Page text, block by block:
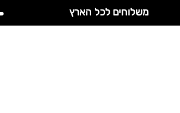
משלוחים לכל הארץ